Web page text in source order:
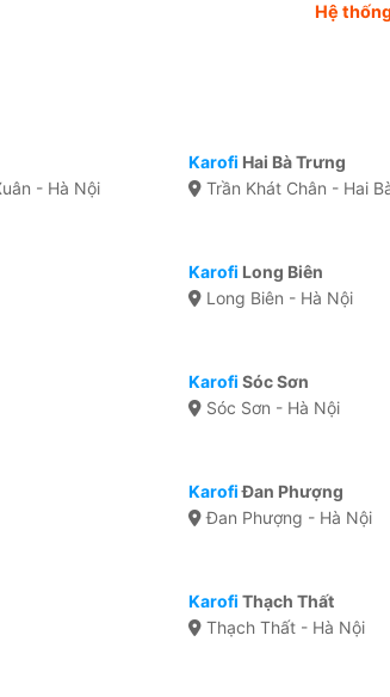
Hệ
- Hà Nội
Karofi Hai Bà Trưng
Trần Khát Chân - Hai
Karofi Long Biên
Long Biên - Hà Nội
Karofi Sóc Sơn
Sóc Sơn - Hà Nội
KarofiĐan Phượng
Đan Phượng - Hà Nội
Karofi Thạch Thất
Thạch Thất - Hà Nội